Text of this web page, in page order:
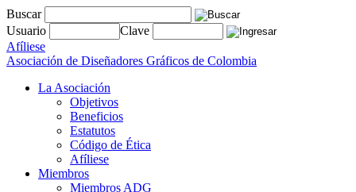
Buscar
Usuario
Clave
Afíliese
Asociación de Diseñadores Gráficos de Colombia
La Asociación
Objetivos
Beneficios
Estatutos
Código de Ética
Afíliese
Miembros
Miembros ADG